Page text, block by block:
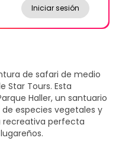
Iniciar sesión
de safari de medio
Star Tours. Esta
Haller, un santuario
especies vegetales y
recreativa perfecta
Parque Haller, las